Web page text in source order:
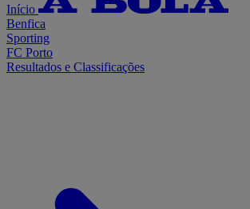
Início
Benfica
Sporting
FC Porto
Resultados e Classificações